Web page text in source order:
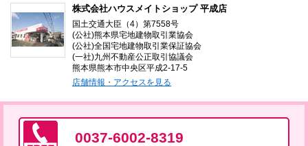
株式会社ハウスメイトショップ 平成店
国土交通大臣（4）第7558号
(公社)熊本県宅地建物取引業協会
(公社)全国宅地建物取引業保証協会
(一社)九州不動産公正取引協議会
熊本県熊本市中央区平成2-17-5
店舗情報・アクセスを見る
0037-6002-8319